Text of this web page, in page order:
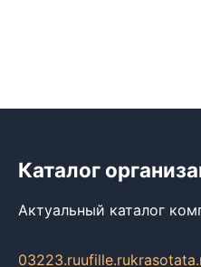
Каталог
Актуальный каталог
03223.ruufille.ru